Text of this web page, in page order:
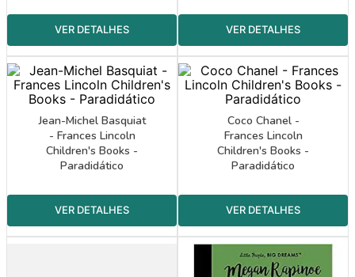
Jean-Michel Basquiat
- Frances Lincoln
Children's Books -
Paradidático
Coco Chanel -
Frances Lincoln
Children's Books -
Paradidático